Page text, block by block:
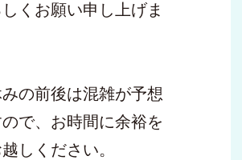
くお願い申し上げま
の前後は混雑が予想
で、お時間に余裕を
しください。